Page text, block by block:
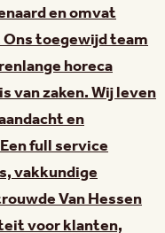
en omvat
toegewijd team
horeca
van zaken. Wij leven
en
full service
vakkundige
Van Hessen
voor klanten,